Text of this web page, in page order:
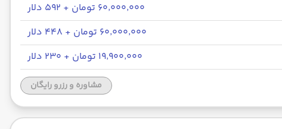
۶۰٬۰۰۰٬۰۰۰ تومان + ۵۹۲ دلار
۶۰٬۰۰۰٬۰۰۰ تومان + ۴۴۸ دلار
۱۹٬۹۰۰٬۰۰۰ تومان + ۲۳۰ دلار
مشاوره و رزرو رایگان